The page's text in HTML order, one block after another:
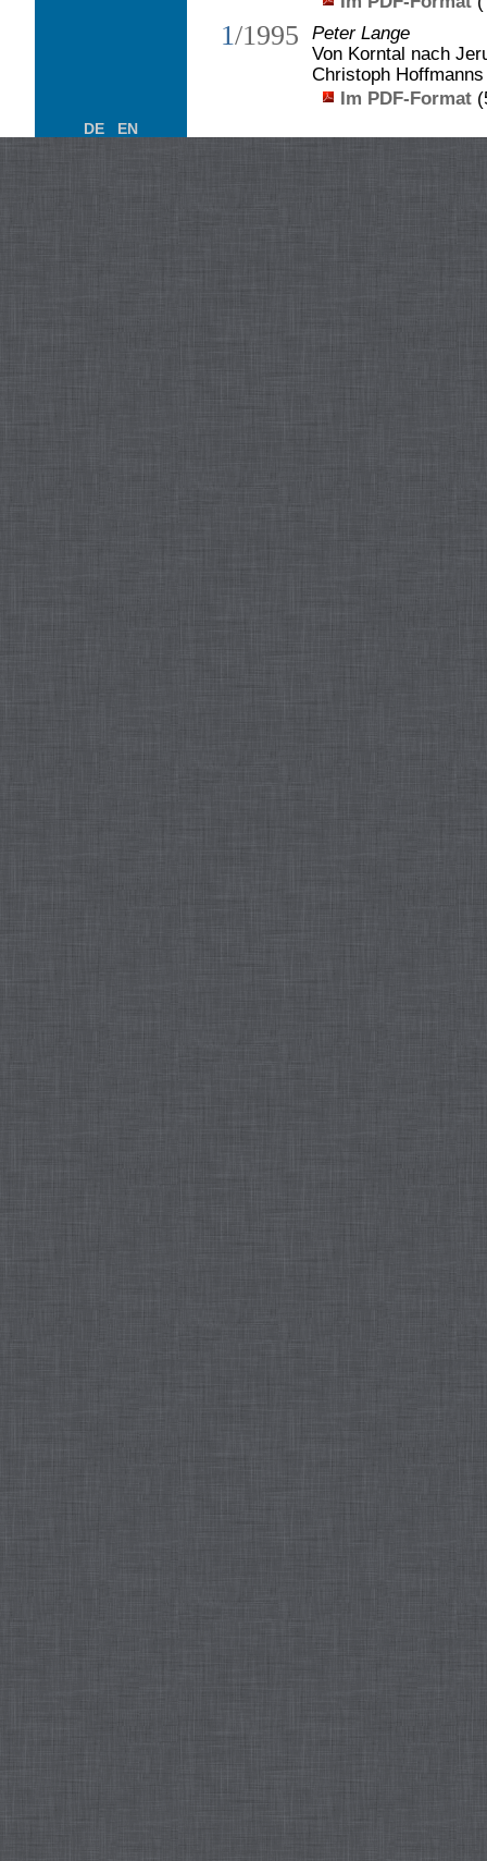
1/1995
Peter Lange
Von Korntal nach
Christoph
Im PDF-Format
DE EN